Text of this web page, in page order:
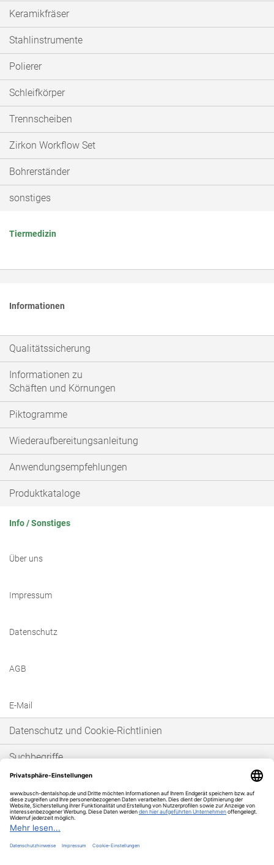
Keramikfräser
Stahlinstrumente
Polierer
Schleifkörper
Trennscheiben
Zirkon Workflow Set
Bohrerständer
sonstiges
Tiermedizin
Informationen
Qualitätssicherung
Informationen zu
Schäften und Körnungen
Piktogramme
Wiederaufbereitungsanleitung
Anwendungsempfehlungen
Produktkataloge
Info / Sonstiges
Über uns
Impressum
Datenschutz
AGB
E-Mail
Datenschutz und Cookie-Richtlinien
Suchbegriffe
Bestellungen und Rücksendungen